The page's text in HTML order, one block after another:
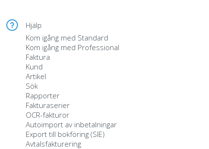
Hjälp
Kom igång med Standard
Kom igång med Professional
Faktura
Kund
Artikel
Sök
Rapporter
Fakturaserier
OCR-fakturor
Autoimport av inbetalningar
Export till bokföring (SIE)
Avtalsfakturering